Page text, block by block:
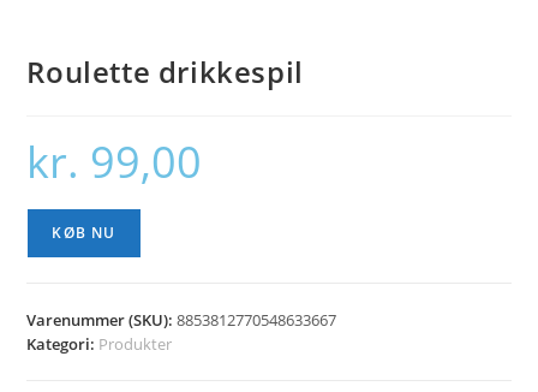
Roulette drikkespil
kr. 99,00
KØB NU
Varenummer (SKU):8853812770548633667
Kategori: Produkter